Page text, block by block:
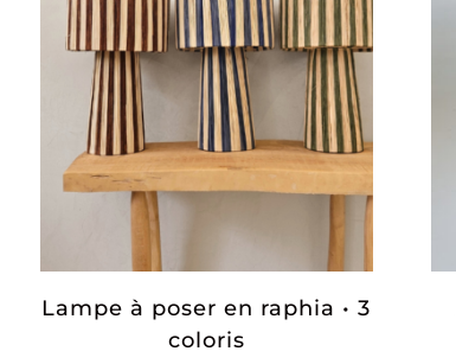
Lampe à poser en raphia • 3
coloris